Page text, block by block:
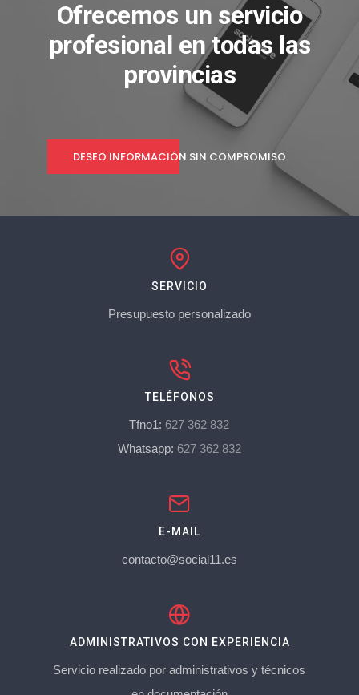
Ofrecemos un servicio
profesional en todas las
provincias
DESEO INFORMACIÓN SIN COMPROMISO
SERVICIO
Presupuesto personalizado
TELÉFONOS
Tfno1: 627 362 832
Whatsapp: 627 362 832
E-MAIL
contacto@social11.es
ADMINISTRATIVOS CON EXPERIENCIA
Servicio realizado por administrativos y técnicos